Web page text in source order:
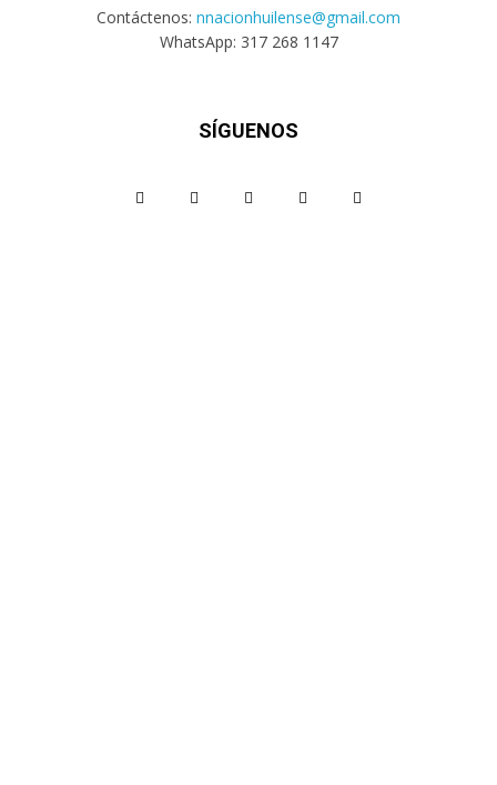
Contáctenos: nnacionhuilense@gmail.com
WhatsApp: 317 268 1147
SÍGUENOS